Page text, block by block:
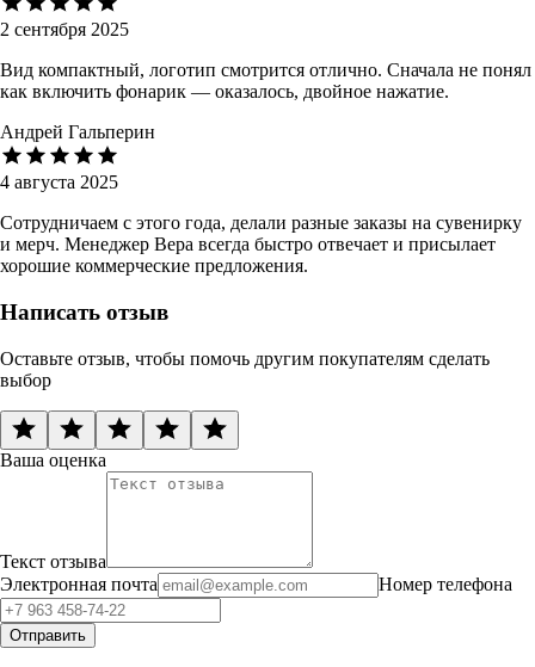
2 сентября 2025
Вид компактный, логотип смотрится отлично. Сначала не понял
как включить фонарик — оказалось, двойное нажатие.
Андрей Гальперин
4 августа 2025
Сотрудничаем с этого года, делали разные заказы на сувенирку
и мерч. Менеджер Вера всегда быстро отвечает и присылает
хорошие коммерческие предложения.
Написать отзыв
Оставьте отзыв, чтобы помочь другим покупателям сделать
выбор
Ваша оценка
Текст отзыва
Электронная почта
Номер телефона
Отправить